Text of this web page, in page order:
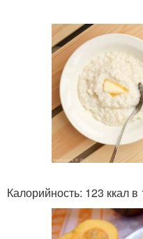
Калорийность: 123 ккал